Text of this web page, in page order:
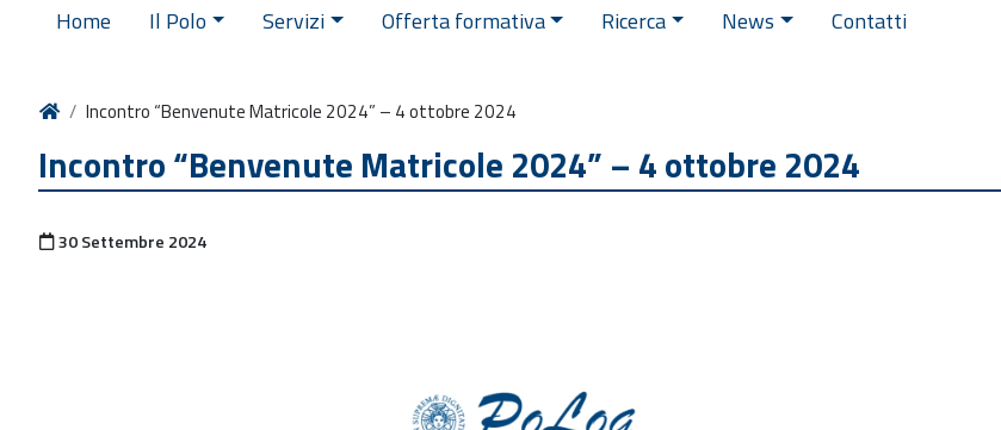
Home Il Polo Servizi Offerta formativa Ricerca News Contatti
HomeIncontro “Benvenute Matricole 2024” – 4 ottobre 2024
Incontro “Benvenute Matricole 2024” – 4 ottobre 2024
Pubblicato il
30 Settembre 2024